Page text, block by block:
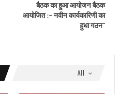
बैठक का हुआ आयोजन बैठक
आयोजित :- नवीन कार्यकारिणी का
हुधा गठन”
All